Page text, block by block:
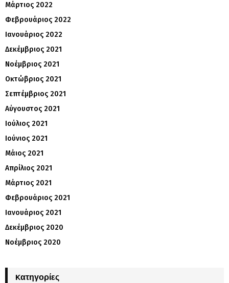
Μάρτιος 2022
Φεβρουάριος 2022
Ιανουάριος 2022
Δεκέμβριος 2021
Νοέμβριος 2021
Οκτώβριος 2021
Σεπτέμβριος 2021
Αύγουστος 2021
Ιούλιος 2021
Ιούνιος 2021
Μάιος 2021
Απρίλιος 2021
Μάρτιος 2021
Φεβρουάριος 2021
Ιανουάριος 2021
Δεκέμβριος 2020
Νοέμβριος 2020
Kατηγορίες